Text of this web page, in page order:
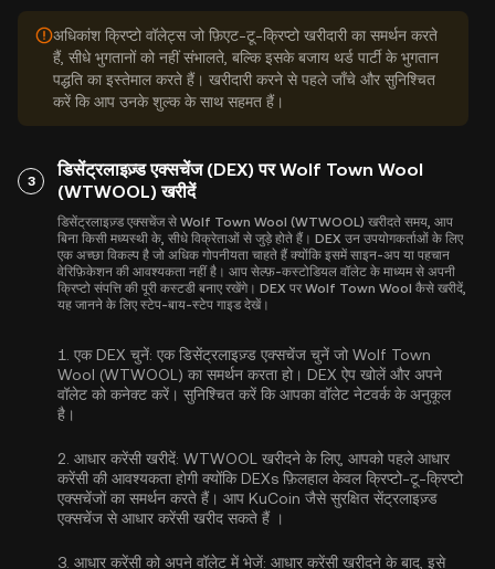
अधिकांश क्रिप्टो वॉलेट्स जो फ़िएट-टू-क्रिप्टो खरीदारी का समर्थन करते
हैं, सीधे भुगतानों को नहीं संभालते, बल्कि इसके बजाय थर्ड पार्टी के भुगतान
पद्धति का इस्तेमाल करते हैं। खरीदारी करने से पहले जाँचे और सुनिश्चित
करें कि आप उनके शुल्क के साथ सहमत हैं।
3
डिसेंट्रलाइज़्ड एक्सचेंज (DEX) पर Wolf Town Wool
(WTWOOL) खरीदें
डिसेंट्रलाइज़्ड एक्सचेंज से Wolf Town Wool (WTWOOL) खरीदते समय, आप
बिना किसी मध्यस्थी के, सीधे विक्रेताओं से जुड़े होते हैं। DEX उन उपयोगकर्ताओं के लिए
एक अच्छा विकल्प है जो अधिक गोपनीयता चाहते हैं क्योंकि इसमें साइन-अप या पहचान
वेरिफ़िकेशन की आवश्यकता नहीं है। आप सेल्फ़-कस्टोडियल वॉलेट के माध्यम से अपनी
क्रिप्टो संपत्ति की पूरी कस्टडी बनाए रखेंगे। DEX पर Wolf Town Wool कैसे खरीदें,
यह जानने के लिए स्टेप-बाय-स्टेप गाइड देखें।
1. एक DEX चुनें: एक डिसेंट्रलाइज़्ड एक्सचेंज चुनें जो Wolf Town
Wool (WTWOOL) का समर्थन करता हो। DEX ऐप खोलें और अपने
वॉलेट को कनेक्ट करें। सुनिश्चित करें कि आपका वॉलेट नेटवर्क के अनुकूल
है।
2. आधार करेंसी खरीदें: WTWOOL खरीदने के लिए, आपको पहले आधार
करेंसी की आवश्यकता होगी क्योंकि DEXs फ़िलहाल केवल क्रिप्टो-टू-क्रिप्टो
एक्सचेंजों का समर्थन करते हैं। आप KuCoin जैसे सुरक्षित सेंट्रलाइज़्ड
एक्सचेंज सेआधार करेंसी खरीद सकते हैं ।
3. आधार करेंसी को अपने वॉलेट में भेजें: आधार करेंसी खरीदने के बाद, इसे